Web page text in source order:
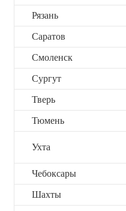
Рязань
Саратов
Смоленск
Сургут
Тверь
Тюмень
Ухта
Чебоксары
Шахты